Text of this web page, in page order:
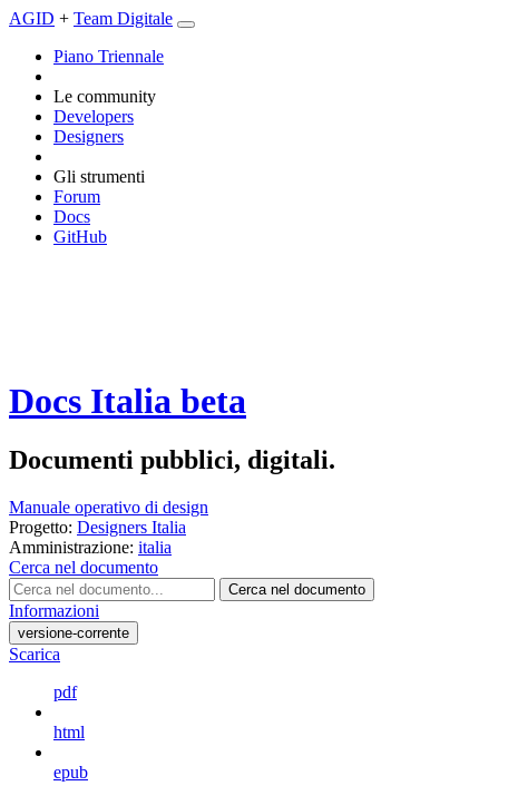
AGID + Team Digitale
Piano Triennale
Le community
Developers
Designers
Gli strumenti
Forum
Docs
GitHub
Docs Italia beta
Documenti pubblici, digitali.
Manuale operativo di design
Progetto: Designers Italia
Amministrazione: italia
Cerca nel documento
Cerca nel documento
Informazioni
versione-corrente
Scarica
pdf
html
epub